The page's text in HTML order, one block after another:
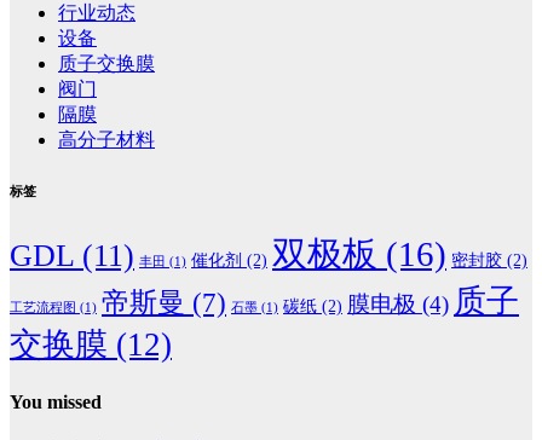
行业动态
设备
质子交换膜
阀门
隔膜
高分子材料
标签
GDL (11) 丰田 (1) 催化剂 (2) 双极板 (16) 密封胶 (2)
工艺流程图 (1) 帝斯曼 (7) 石墨 (1) 碳纸 (2) 膜电极 (4) 质子
交换膜 (12)
You missed